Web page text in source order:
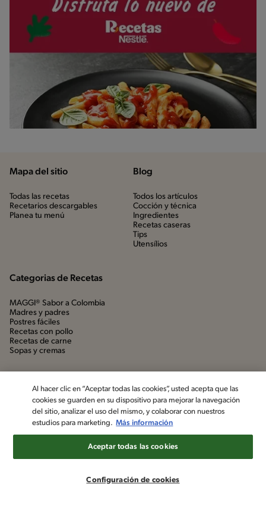
Mapa del sitio
Todas las recetas
Recetarios descargables
Planea tu menú
Blog
Todos los artículos
Cocción y técnica
Ingredientes
Recetas caseras
Tips
Utensílios
Categorias de Recetas
MAGGI® Sabor a Colombia
Madres y padres
Postres fáciles
Recetas con pollo
Recetas de carne
Sopas y cremas
©2022, Nestlé. Marcas registradas por Société dels Produits Nestlé,
Al hacer clic en “Aceptar todas las cookies”, usted acepta que las
cookies se guarden en su dispositivo para mejorar la navegación
del sitio, analizar el uso del mismo, y colaborar con nuestros
estudios para marketing. Más información
Configuración de cookies
Aceptar todas las cookies